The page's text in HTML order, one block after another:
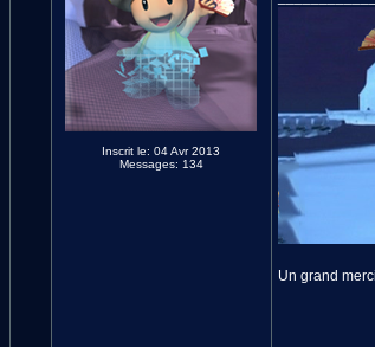
Inscrit le: 04 Avr 2013
Messages: 134
Un grand